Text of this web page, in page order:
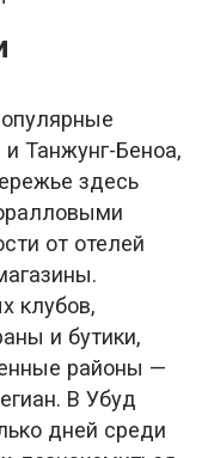
Танжунг-Беноа,
здесь
от отелей
клубов,
и бутики,
районы —
В Убуд
дней среди